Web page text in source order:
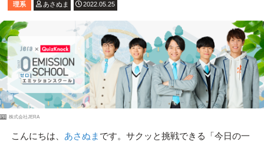
理系 あさぬま 2022.05.25
PR 株式会社JERA
こんにちは、 あさぬま です。サクッと挑戦できる「今日の一